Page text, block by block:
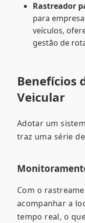
Rastreador
para
veículos,
gestão de
Benefícios
Veicular
Adotar um
traz uma série
Com o
acompanhar a
tempo real, o